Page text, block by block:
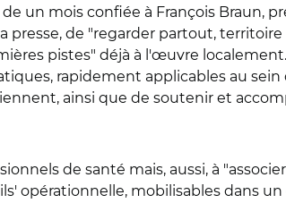
un mois confiée à François Braun,
presse, de "regarder partout,
pistes" déjà à l'œuvre
rapidement applicables au
ainsi que de soutenir et
de santé mais, aussi, à
opérationnelle, mobilisables dans